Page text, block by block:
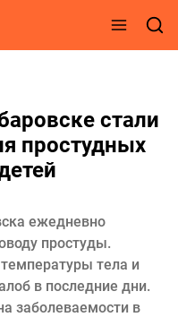
стали
простудных
ежедневно
простуды.
тела и
в последние дни.
заболеваемости в